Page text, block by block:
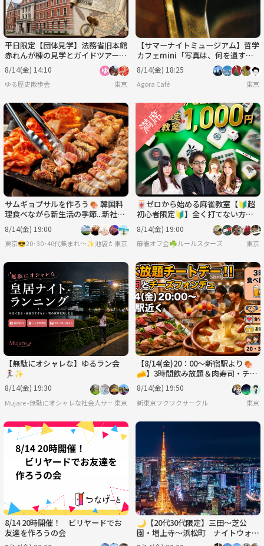
平日限定【団体見学】法務省旧本館
赤れんが棟の見学とガイドツアー
（希望者は農水省の食堂でランチ
会）
8/14(金) 14:10
ゆる歴史散歩会 東京
【サマーナイトミュージアム】哲学
カフェmini「写真は、何を遺すの
か？」@ 東京写真美術館※年齢制
限有
8/14(金) 18:25
Agora Café 東京
サムギョプサルを作ろう🍖 韓国料
理食べながら新生活の季節...新社会
もベテランも皆で交流しちゃおう
🌸
8/14(金) 19:00
東京
🀄ゼロから始める麻雀教室【🔰超
初心者限定🔰】全く打てない方・
初めてみたい方大募集！！
8/14(金) 19:00
麻雀オフ会☘️ルールスターズ 東京
【無駄にオシャレな】ゆるラン会
🏃‍♀️✨
8/14(金) 19:30
Mujare -無駄にオシャレな社会人サークル-
東京
【8/14(金)20：00〜新宿駅より🍖
🧀】3時間飲み放題＆肉寿司・チー
ズフォンデュ食べ放題で気軽に友達
作り✨
8/14(金) 19:50
新東京ワクワクサークル 東京
8/14 20時開催！ ビリヤードでお
友達を作ろうの会
🌙【20代30代限定】三田〜芝公
園・増上寺〜浜松町 ナイトウォー
クを通して友達を作ろうの会🌙🌉